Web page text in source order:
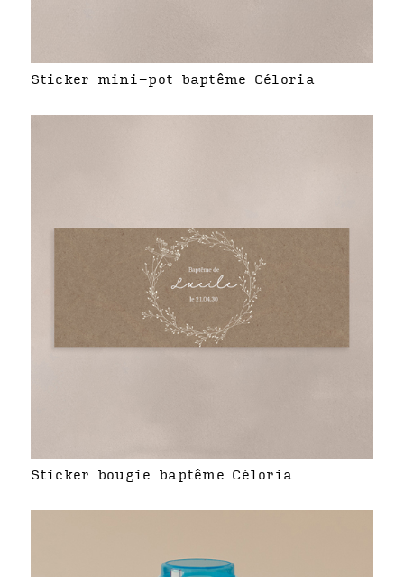
Sticker mini-pot baptême Céloria
Sticker bougie baptême Céloria